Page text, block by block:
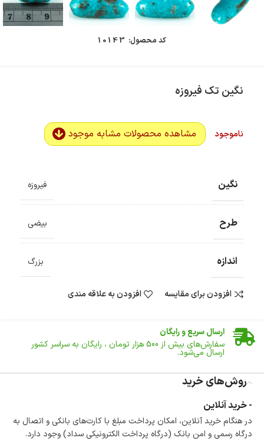
کد محصول: 10143
نگین تک فیروزه
ناموجود مشاهده محصولات مشابه موجود
نگین فیروزه
طرح بیضی
اندازه بزرگ
افزودن برای مقایسه افزودن به علاقه مندی
ضمانت اصالت کالا
ارسال سریع و رایگان
سفارش‌های بیش از 500 هزار تومان ، رایگان به سراسر کشور
ارسال می‌شود.
تا 14 روز پس از تحویل کالا می‌توانید آن را برگشت دهید.
امکان پرداخت در محل
در هنگام خرید محصول، امکان انتخاب پرداخت در محل
وجود دارد.
امکان پرداخت اقساطی
روش‌های خرید
- خرید آنلاین
در هنگام خرید آنلاین، امکان پرداخت مبلغ با کارت‌های بانکی و اتصال به
درگاه رسمی و امن بانک (درگاه پرداخت الکترونیکی سداد) وجود دارد.